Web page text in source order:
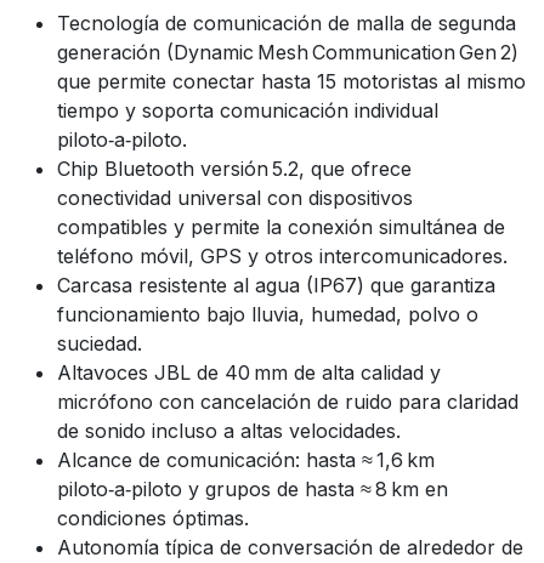
Tecnología de comunicación de malla de segunda
generación (Dynamic Mesh Communication Gen 2)
que permite conectar hasta 15 motoristas al mismo
tiempo y soporta comunicación individual
piloto‑a‑piloto.
Chip Bluetooth versión 5.2, que ofrece
conectividad universal con dispositivos
compatibles y permite la conexión simultánea de
teléfono móvil, GPS y otros intercomunicadores.
Carcasa resistente al agua (IP67) que garantiza
funcionamiento bajo lluvia, humedad, polvo o
suciedad.
Altavoces JBL de 40 mm de alta calidad y
micrófono con cancelación de ruido para claridad
de sonido incluso a altas velocidades.
Alcance de comunicación: hasta ≈ 1,6 km
piloto‑a‑piloto y grupos de hasta ≈ 8 km en
condiciones óptimas.
Autonomía típica de conversación de alrededor de